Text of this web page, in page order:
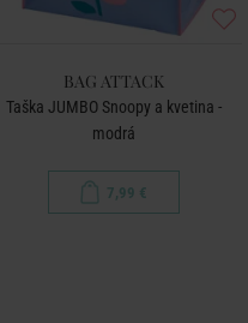
BAG ATTACK
Taška JUMBO Snoopy a kvetina -
modrá
7,99 €